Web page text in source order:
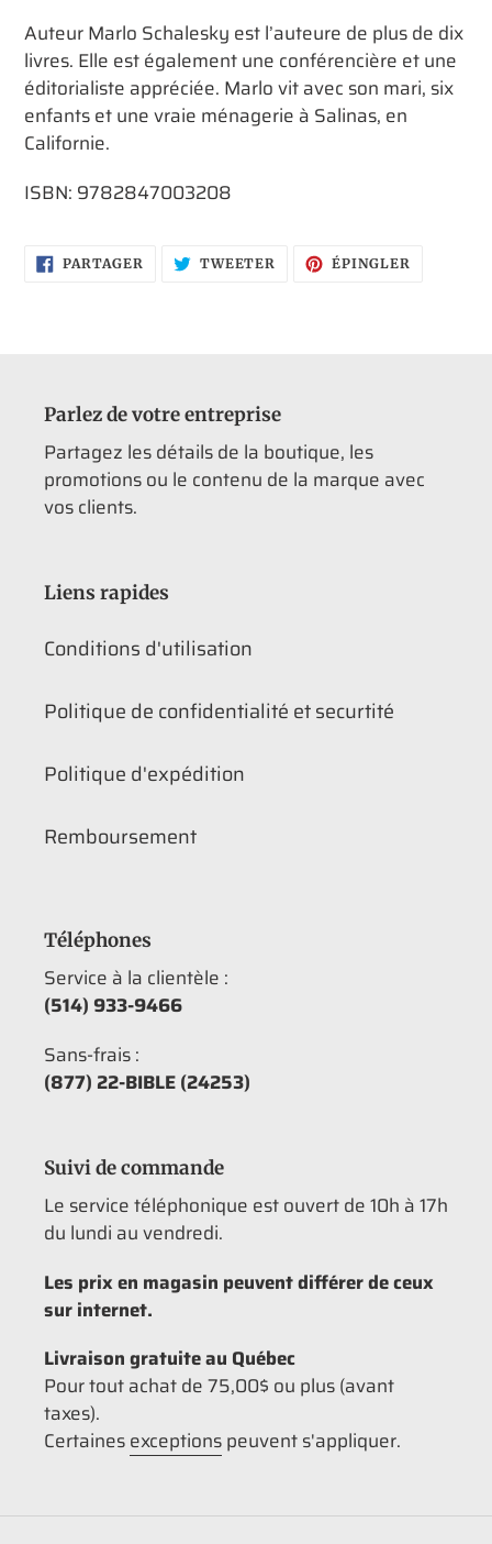
Auteur Marlo Schalesky est l’auteure de plus de dix
livres. Elle est également une conférencière et une
éditorialiste appréciée. Marlo vit avec son mari, six
enfants et une vraie ménagerie à Salinas, en
Californie.
ISBN: 9782847003208
PARTAGER PARTAGER
SUR
TWEETER TWEETER
SUR
ÉPINGLER
Parlez de votre entreprise
Partagez les détails de la boutique, les
promotions ou le contenu de la marque avec
vos clients.
Liens rapides
Conditions d'utilisation
Politique de confidentialité et securtité
Politique d'expédition
Remboursement
Téléphones
Service à la clientèle :
(514) 933-9466
Sans-frais :
(877) 22-BIBLE (24253)
Suivi de commande
Le service téléphonique est ouvert de 10h à 17h
du lundi au vendredi.
Les prix en magasin peuvent différer de ceux
sur internet.
Livraison gratuite au Québec
Pour tout achat de 75,00$ ou plus (avant
taxes).
Certainesexceptionspeuvent s'appliquer.